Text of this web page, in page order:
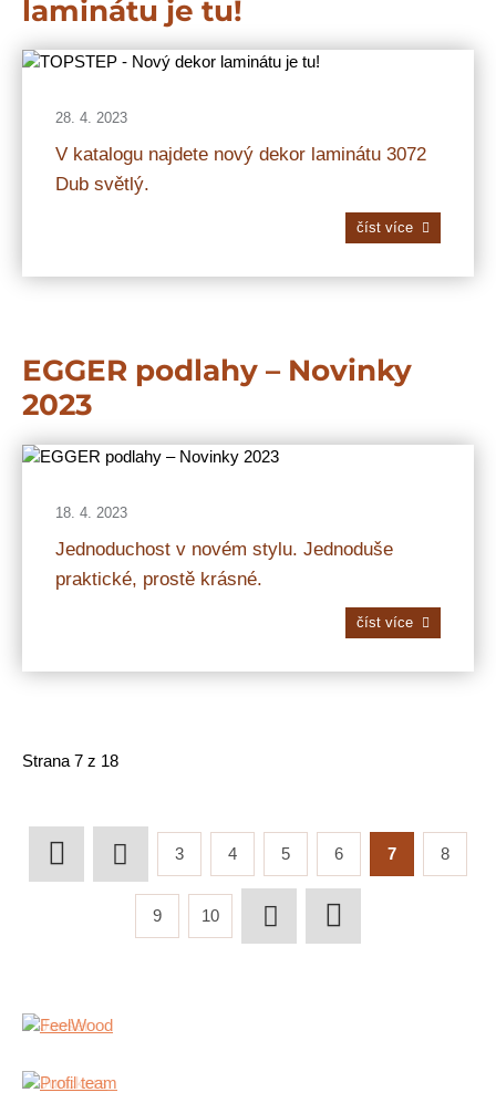
laminátu je tu!
28. 4. 2023
V katalogu najdete nový dekor laminátu 3072
Dub světlý.
číst více
EGGER podlahy – Novinky
2023
18. 4. 2023
Jednoduchost v novém stylu. Jednoduše
praktické, prostě krásné.
číst více
Strana 7 z 18
3 4 5 6 7 8
9 10